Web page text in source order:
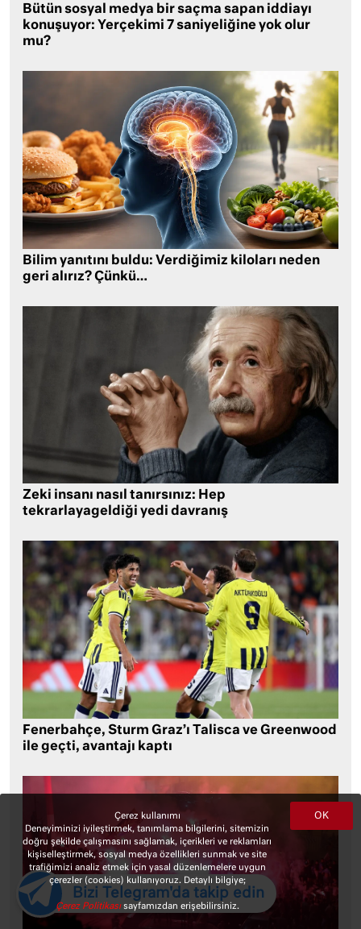
Bütün sosyal medya bir saçma sapan iddiayı
konuşuyor: Yerçekimi 7 saniyeliğine yok olur
mu?
Bilim yanıtını buldu: Verdiğimiz kiloları neden
geri alırız? Çünkü…
Zeki insanı nasıl tanırsınız: Hep
tekrarlayageldiği yedi davranış
Fenerbahçe, Sturm Graz’ı Talisca ve Greenwood
ile geçti, avantajı kaptı
OK
Çerez kullanımı
Deneyiminizi iyileştirmek, tanımlama bilgilerini, sitemizin
doğru şekilde çalışmasını sağlamak, içerikleri ve reklamları
kişiselleştirmek, sosyal medya özellikleri sunmak ve site
trafiğimizi analiz etmek için yasal düzenlemelere uygun
çerezler (cookies) kullanıyoruz. Detaylı bilgiye;
Çerez Politikasısayfamızdan erişebilirsiniz.
Bizi Telegram'da takip edin